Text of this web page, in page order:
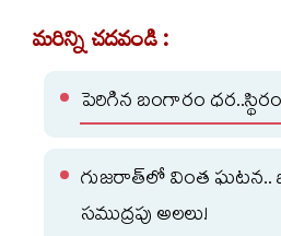
మరిన్ని చదవండి :
పెరిగిన బంగారం
గుజరాత్‌లో వింత ఘటన..
సముద్రపు అలలు!